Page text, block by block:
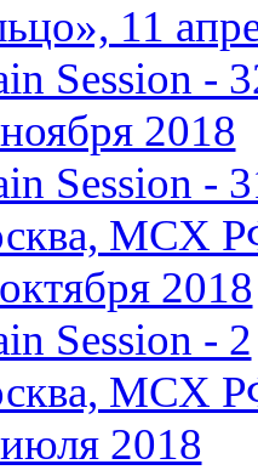
11
Session -
2018
Session -
МСХ
2018
Session - 2
МСХ
2018